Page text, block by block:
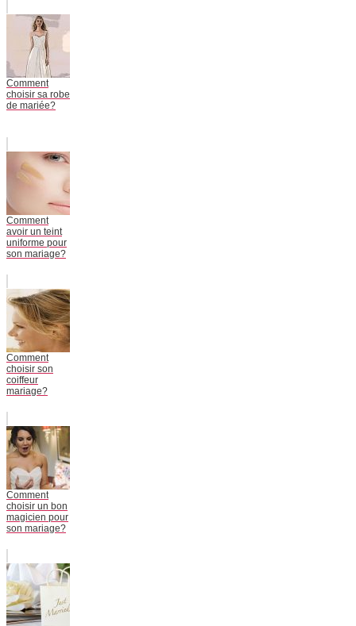
Comment
choisir sa robe
de mariée?
Comment
avoir un teint
uniforme pour
son mariage?
Comment
choisir son
coiffeur
mariage?
Comment
choisir un bon
magicien pour
son mariage?